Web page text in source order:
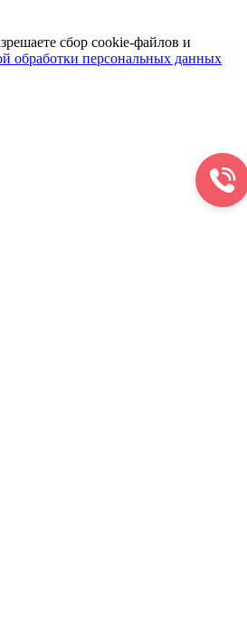
сбор cookie-файлов и
обработки персональных данных